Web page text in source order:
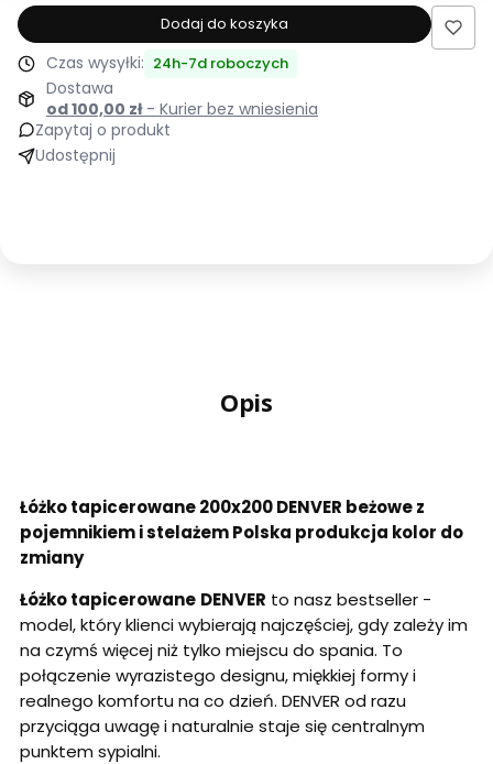
produktu
Łóżko
tapicerowane
DENVER
Dodaj do koszyka
Czas wysyłki: 24h-7d roboczych
Dostawa
od 100,00 zł
- Kurier bez wniesienia
Zapytaj o produkt
Udostępnij
Opis
Łóżko tapicerowane 200x200 DENVER beżowe z
pojemnikiem i stelażem Polska produkcja kolor do
zmiany
Łóżko tapicerowane DENVER to nasz bestseller -
model, który klienci wybierają najczęściej, gdy zależy im
na czymś więcej niż tylko miejscu do spania. To
połączenie wyrazistego designu, miękkiej formy i
realnego komfortu na co dzień. DENVER od razu
przyciąga uwagę i naturalnie staje się centralnym
punktem sypialni.